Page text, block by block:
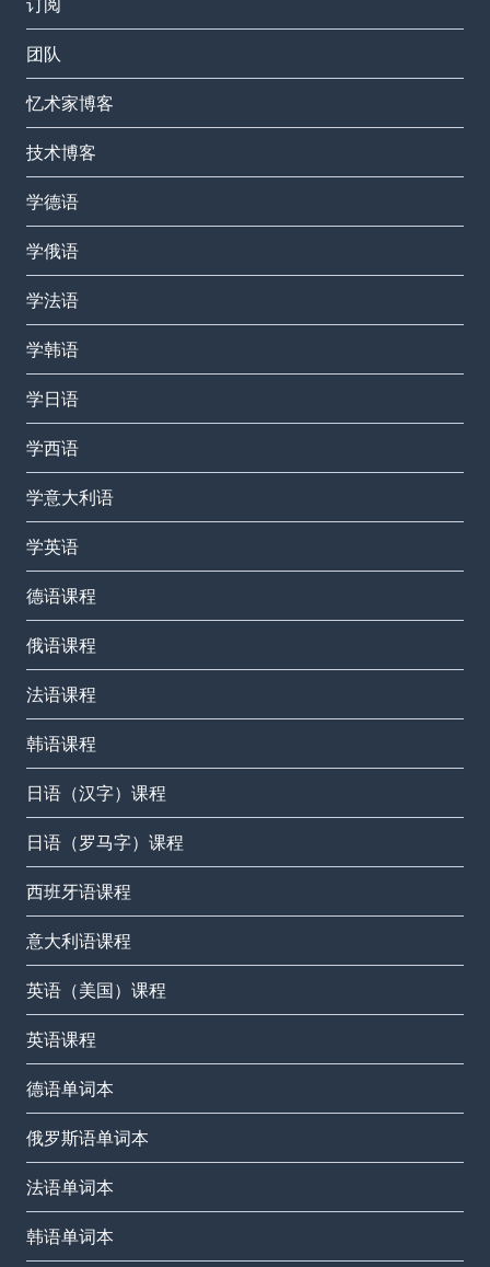
团队
忆术家博客
技术博客
学德语
学俄语
学法语
学韩语
学日语
学西语
学意大利语
学英语
德语课程
俄语课程
法语课程
韩语课程
日语（汉字）课程
日语（罗马字）课程
西班牙语课程
意大利语课程
英语（美国）课程
英语课程
德语单词本
俄罗斯语单词本
法语单词本
韩语单词本